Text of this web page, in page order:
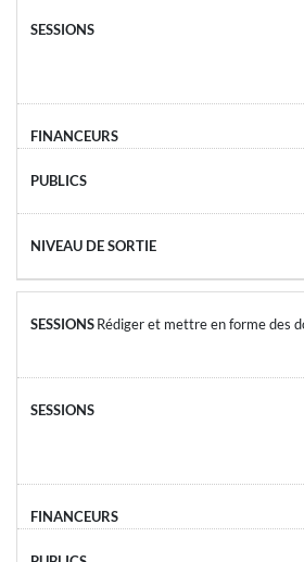
Rédiger et mettre en forme des